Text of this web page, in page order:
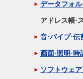
データフォ
アドレス帳·
音·バイブ·伝
画面·照明·時
ソフトウェ